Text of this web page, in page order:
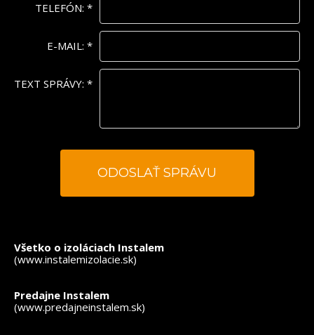
TELEFÓN: *
E-MAIL: *
TEXT SPRÁVY: *
Všetko o izoláciach Instalem
(www.instalemizolacie.sk)
Predajne Instalem
(www.predajneinstalem.sk)